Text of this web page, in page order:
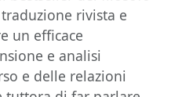
rivista e
un efficace
e analisi
e delle relazioni